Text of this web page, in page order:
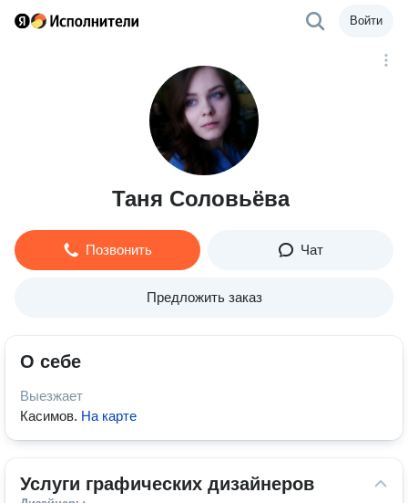
Войти
Таня Соловьёва
Позвонить Чат
Предложить заказ
О себе
Выезжает
Касимов. На карте
Услуги графических дизайнеров